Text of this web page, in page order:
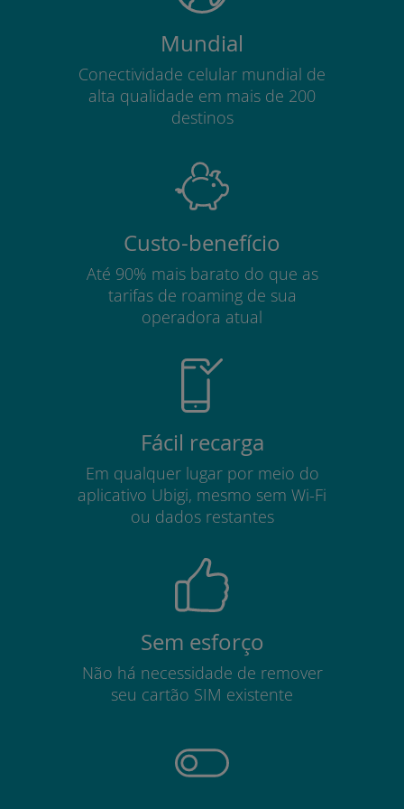
Mundial
Conectividade celular mundial de
alta qualidade em mais de 200
destinos
Custo-benefício
Até 90% mais barato do que as
tarifas de roaming de sua
operadora atual
Fácil recarga
Em qualquer lugar por meio do
aplicativo Ubigi, mesmo sem Wi-Fi
ou dados restantes
Sem esforço
Não há necessidade de remover
seu cartão SIM existente